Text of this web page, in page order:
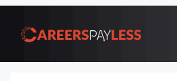
para
conteúdo